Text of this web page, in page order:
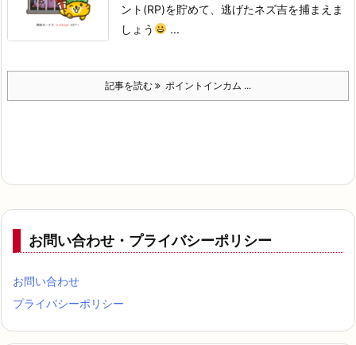
ント(RP)を貯めて、逃げたネズ吉を捕まえま
しょう
...
記事を読む ポイントインカム ...
お問い合わせ・プライバシーポリシー
お問い合わせ
プライバシーポリシー